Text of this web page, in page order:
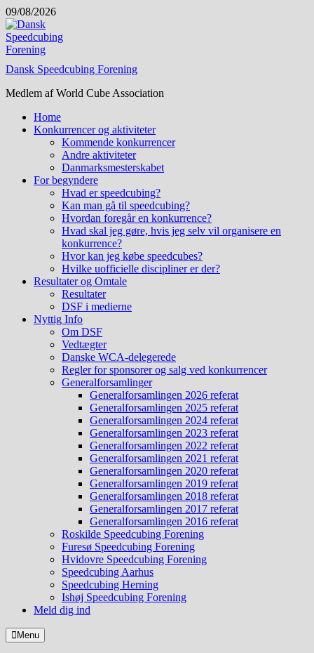
Skip
to
content
09/08/2026
Dansk Speedcubing Forening
Medlem af World Cube Association
Home
Konkurrencer og aktiviteter
Kommende konkurrencer
Andre aktiviteter
Danmarksmesterskabet
For begyndere
Hvad er speedcubing?
Kan man gå til speedcubing?
Hvordan foregår en konkurrence?
Hvad skal jeg gøre, hvis jeg selv vil organisere en
konkurrence?
Hvor kan jeg købe speedcubes?
Hvilke uofficielle discipliner er der?
Resultater og Omtale
Resultater
DSF i medierne
Nyttig Info
Om DSF
Vedtægter
Danske WCA-delegerede
Regler for sponsorer og salg ved konkurrencer
Generalforsamlinger
Generalforsamlingen 2026 referat
Generalforsamlingen 2025 referat
Generalforsamlingen 2024 referat
Generalforsamlingen 2023 referat
Generalforsamlingen 2022 referat
Generalforsamlingen 2021 referat
Generalforsamlingen 2020 referat
Generalforsamlingen 2019 referat
Generalforsamlingen 2018 referat
Generalforsamlingen 2017 referat
Generalforsamlingen 2016 referat
Roskilde Speedcubing Forening
Furesø Speedcubing Forening
Hvidovre Speedcubing Forening
Speedcubing Aarhus
Speedcubing Herning
Ishøj Speedcubing Forening
Meld dig ind
Menu